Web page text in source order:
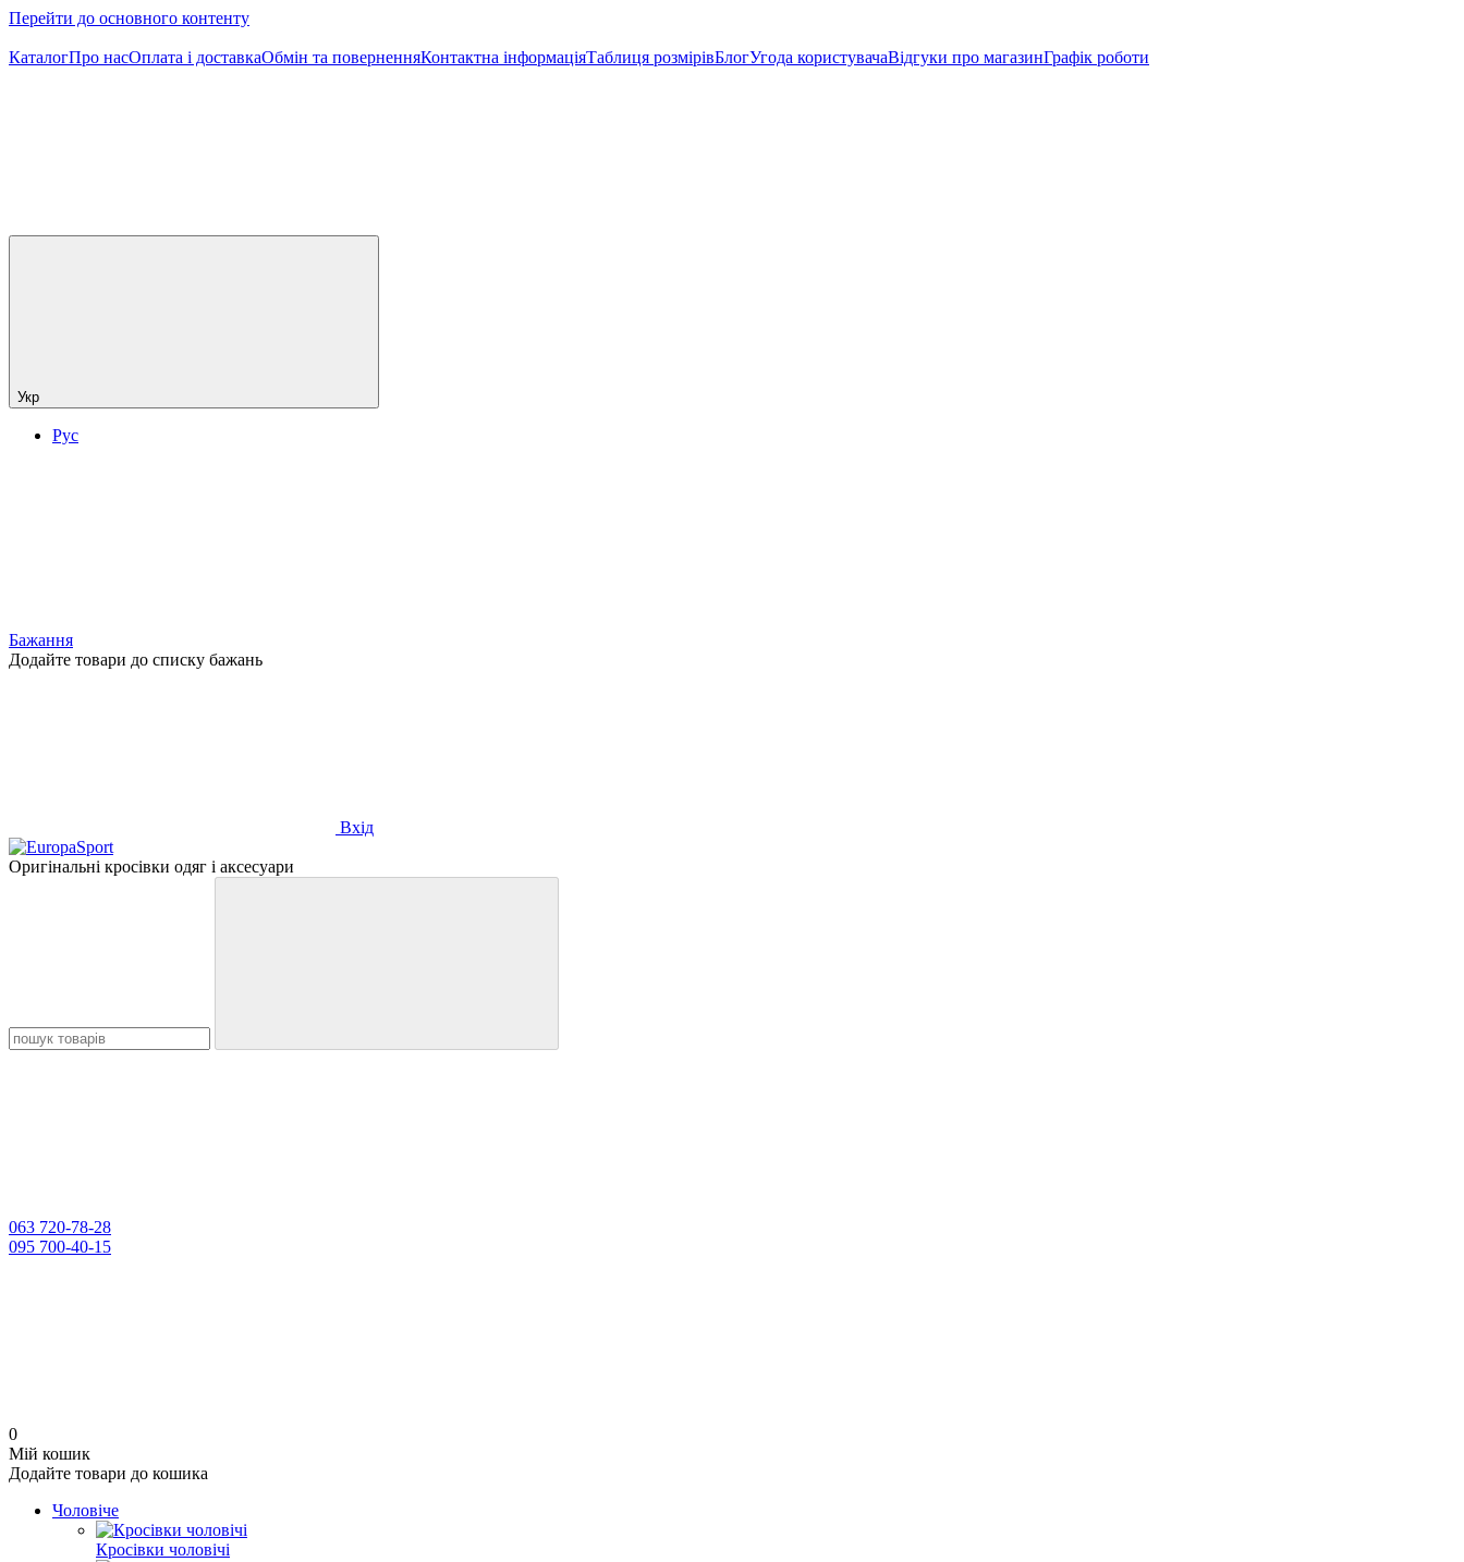
Перейти до основного контенту
КаталогПро насОплата і доставкаОбмін та поверненняКонтактна інформаціяТаблиця розмірівБлогУгода користувачаВідгуки про магазинГрафік роботи
Укр
Рус
Бажання
Додайте товари до списку бажань
Вхід
Оригінальні кросівки одяг і аксесуари
063 720-78-28
095 700-40-15
0
Мій кошик
Додайте товари до кошика
Чоловіче
Кросівки чоловічі